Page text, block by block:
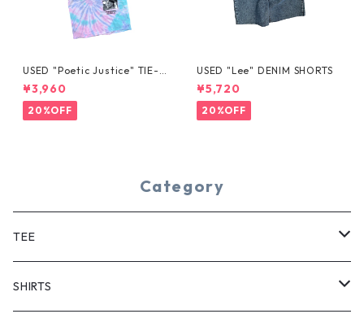
USED "Poetic Justice" TIE-D
YE TEE
¥3,960
20%OFF
USED "Lee" DENIM SHORTS
¥5,720
20%OFF
Category
TEE
SHORT SLEEVE
SHIRTS